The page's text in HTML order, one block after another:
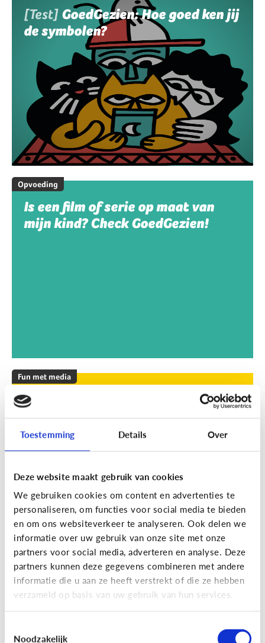
Toestemming Details Over
Deze website maakt gebruik van cookies
We gebruiken cookies om content en advertenties te
personaliseren, om functies voor social media te bieden
en om ons websiteverkeer te analyseren. Ook delen we
informatie over uw gebruik van onze site met onze
partners voor social media, adverteren en analyse. Deze
partners kunnen deze gegevens combineren met andere
informatie die u aan ze heeft verstrekt of die ze hebben
verzameld op basis van uw gebruik van hun services.
Noodzakelijk
[Test] GoedGezien: Hoe goed ken jij
de symbolen?
Opvoeding
Is een film of serie op maat van
mijn kind? Check GoedGezien!
Fun met media
Leuke apps voor tieners om de
zomer door te komen
Geef je kind een duwtje in de rug met deze leuke
apps tegen verveling, waar ze op eigen houtje
Fun met media
Fun met foto’s: zo boost je de
creativiteit van je kind